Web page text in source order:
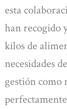
esta
han recogido
kilos de
necesidades
gestión como